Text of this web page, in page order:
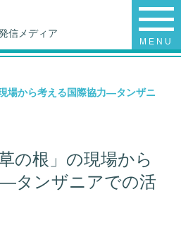
信メディア
MENU
場から考える国際協力—タンザニ
の根」の現場から
タンザニアでの活